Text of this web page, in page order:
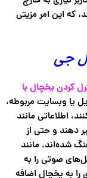
که این امر مزیتی
کردن یخچال با
یا وبسایت مربوطه،
اطلاعاتی مانند
دهند و حتی از
شده‌اند، مانند
صوتی را به
را به یخچال اضافه